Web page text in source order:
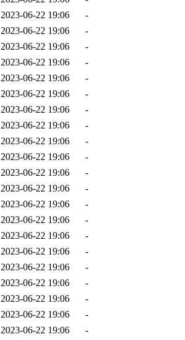
2023-06-22 19:06
-
2023-06-22 19:06
-
2023-06-22 19:06
-
2023-06-22 19:06
-
2023-06-22 19:06
-
2023-06-22 19:06
-
2023-06-22 19:06
-
2023-06-22 19:06
-
2023-06-22 19:06
-
2023-06-22 19:06
-
2023-06-22 19:06
-
2023-06-22 19:06
-
2023-06-22 19:06
-
2023-06-22 19:06
-
2023-06-22 19:06
-
2023-06-22 19:06
-
2023-06-22 19:06
-
2023-06-22 19:06
-
2023-06-22 19:06
-
2023-06-22 19:06
-
2023-06-22 19:06
-